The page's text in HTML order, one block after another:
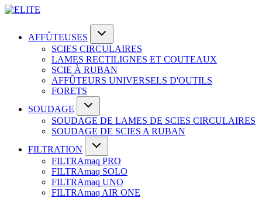
AFFÛTEUSES
SCIES CIRCULAIRES
LAMES RECTILIGNES ET COUTEAUX
SCIE À RUBAN
AFFÛTEURS UNIVERSELS D'OUTILS
FORETS
SOUDAGE
SOUDAGE DE LAMES DE SCIES CIRCULAIRES
SOUDAGE DE SCIES A RUBAN
FILTRATION
FILTRAmaq PRO
FILTRAmaq SOLO
FILTRAmaq UNO
FILTRAmaq AIR ONE